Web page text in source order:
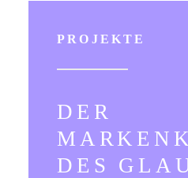
PROJEKTE
DER
DES